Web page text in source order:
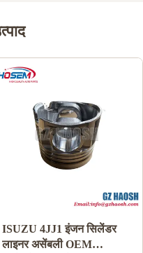
इसुजु डीएमएक्स/एमयूएक्स डीजल
ट्रांसमिशन कंट्रोल यूनिट के